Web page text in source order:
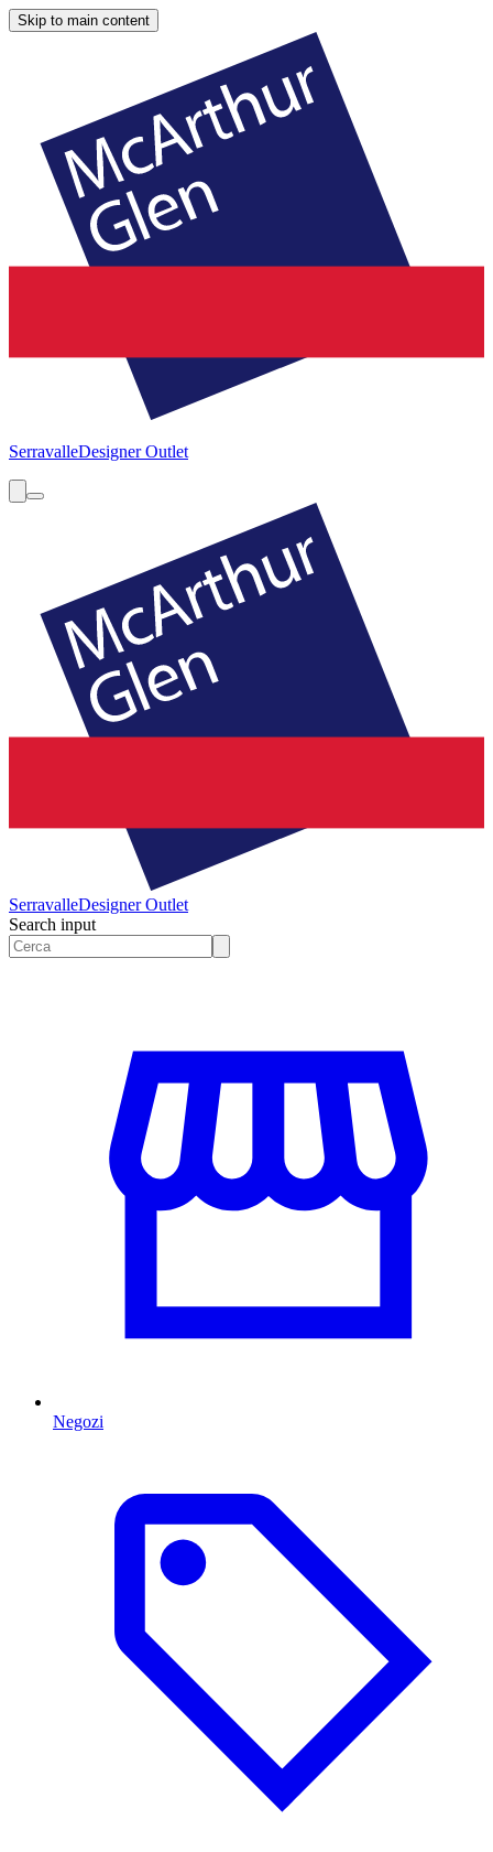
Skip to main content
SerravalleDesigner Outlet
SerravalleDesigner Outlet
Search input
Negozi